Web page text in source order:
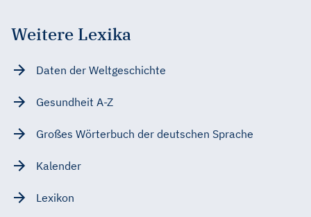
Weitere Lexika
Daten der Weltgeschichte
Gesundheit A-Z
Großes Wörterbuch der deutschen Sprache
Kalender
Lexikon